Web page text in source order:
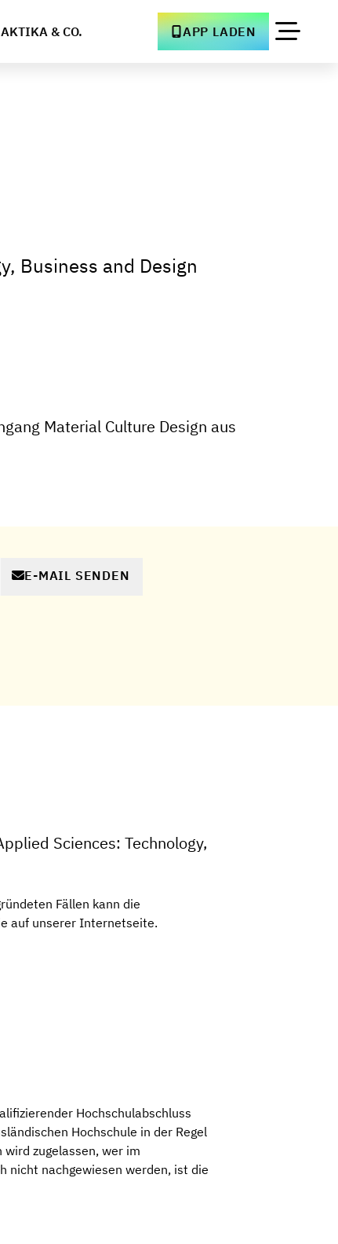
& CO. APP LADEN
Business and Design
Material Culture Design aus
E-MAIL SENDEN
Sciences: Technology,
Fällen kann die
auf unserer Internetseite.
Hochschulabschluss
Hochschule in der Regel
zugelassen, wer im
nicht nachgewiesen werden, ist die